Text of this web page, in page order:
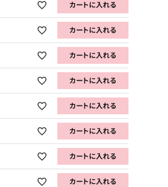
カートに入れる
カートに入れる
カートに入れる
カートに入れる
カートに入れる
カートに入れる
カートに入れる
カートに入れる